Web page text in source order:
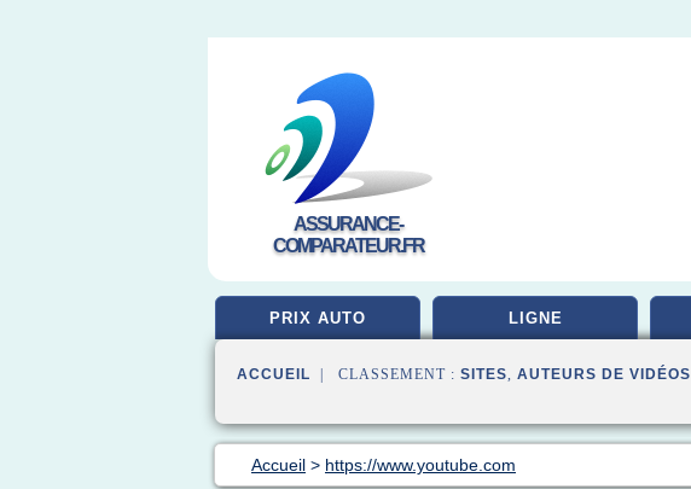
ASSURANCE-
COMPARATEUR.FR
PRIX AUTO LIGNE
ACCUEIL | CLASSEMENT : SITES, AUTEURS DE VIDÉOS
Accueil > https://www.youtube.com